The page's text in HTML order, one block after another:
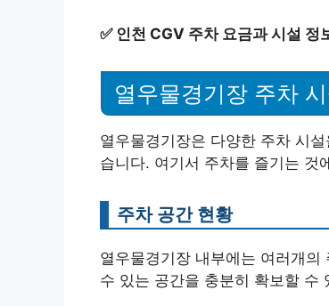
✅ 인천 CGV 주차 요금과 시설 정
열우물경기장 주차
열우물경기장은 다양한 주차 시
습니다. 여기서 주차를 즐기는 것
주차 공간 현황
열우물경기장 내부에는 여러개
수 있는 공간을 충분히 확보할 수